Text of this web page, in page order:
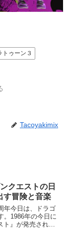
トゥーン３
Tacoyakimix
クエストの日
す冒険と音楽
年今日は、ドラゴ
。1986年の今日に
ト』が発売されて